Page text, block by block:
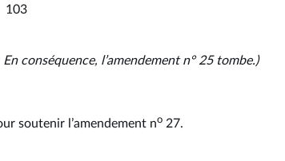
conséquence, l’amendement n° 25 tombe.)
soutenir l’amendement no 27.